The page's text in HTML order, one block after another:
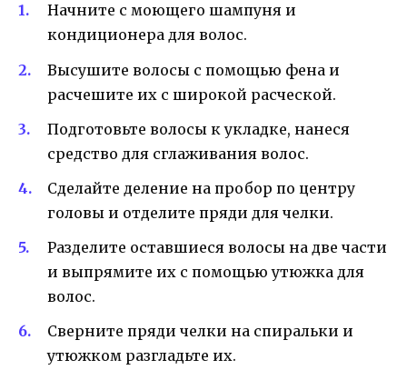
Начните с моющего шампуня и
кондиционера для волос.
Высушите волосы с помощью фена и
расчешите их с широкой расческой.
Подготовьте волосы к укладке, нанеся
средство для сглаживания волос.
Сделайте деление на пробор по центру
головы и отделите пряди для челки.
Разделите оставшиеся волосы на две части
и выпрямите их с помощью утюжка для
волос.
Сверните пряди челки на спиральки и
утюжком разгладьте их.